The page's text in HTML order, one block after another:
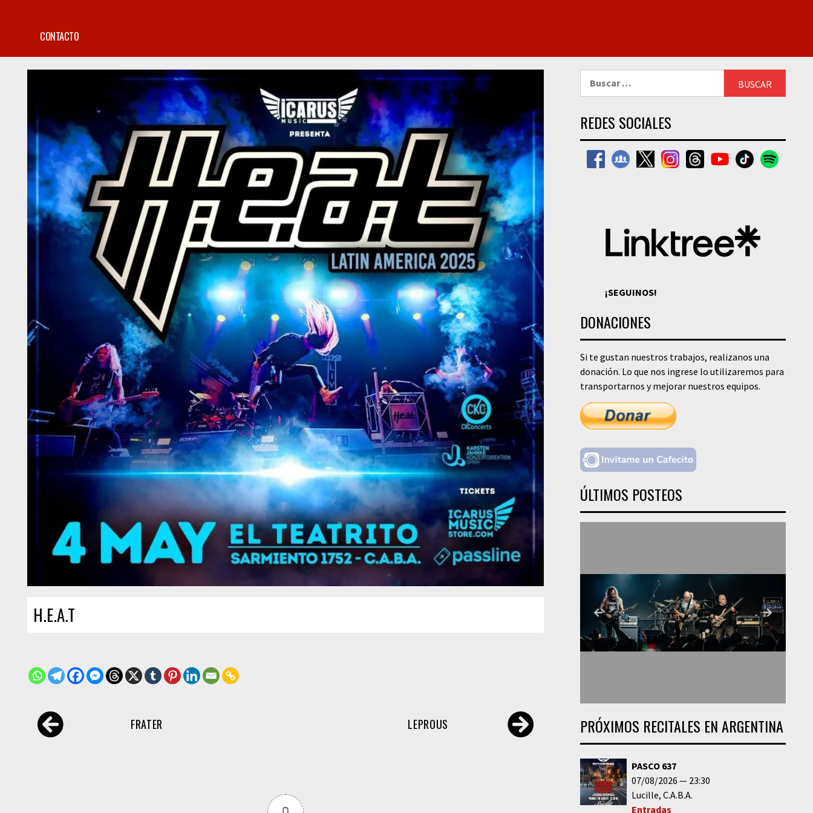
CONTACTO
H.E.A.T
Navegación
de FRATER LEPROUS
REDES SOCIALES
¡SEGUINOS!
DONACIONES
Si te gustan nuestros trabajos, realizanos una
donación. Lo que nos ingrese lo utilizaremos para
transportarnos y mejorar nuestros equipos.
ÚLTIMOS POSTEOS
PRÓXIMOS RECITALES EN ARGENTINA
PASCO 637
07/08/2026
23:30
Lucille C.A.B.A.
Entradas